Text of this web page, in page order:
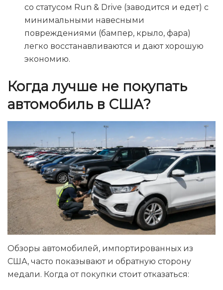
со статусом Run & Drive (заводится и едет) с
минимальными навесными
повреждениями (бампер, крыло, фара)
легко восстанавливаются и дают хорошую
экономию.
Когда лучше не покупать
автомобиль в США?
Обзоры автомобилей, импортированных из
США, часто показывают и обратную сторону
медали. Когда от покупки стоит отказаться: